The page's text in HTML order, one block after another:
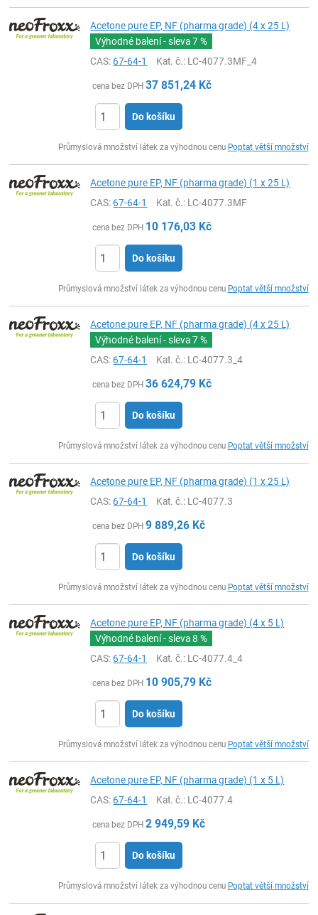
Acetone pure EP, NF (pharma grade) (4 x 25 L)
Výhodné balení - sleva7 %
CAS:67-64-1 Kat. č.: LC-4077.3MF_4
cena bez DPH 37 851,24 Kč
Do košíku
Průmyslová množství látek za výhodnou cenu Poptat větší množství
Acetone pure EP, NF (pharma grade) (1 x 25 L)
CAS:67-64-1 Kat. č.: LC-4077.3MF
cena bez DPH 10 176,03 Kč
Do košíku
Průmyslová množství látek za výhodnou cenu Poptat větší množství
Acetone pure EP, NF (pharma grade) (4 x 25 L)
Výhodné balení - sleva7 %
CAS:67-64-1 Kat. č.: LC-4077.3_4
cena bez DPH 36 624,79 Kč
Do košíku
Průmyslová množství látek za výhodnou cenu Poptat větší množství
Acetone pure EP, NF (pharma grade) (1 x 25 L)
CAS:67-64-1 Kat. č.: LC-4077.3
cena bez DPH 9 889,26 Kč
Do košíku
Průmyslová množství látek za výhodnou cenu Poptat větší množství
Acetone pure EP, NF (pharma grade) (4 x 5 L)
Výhodné balení - sleva8 %
CAS:67-64-1 Kat. č.: LC-4077.4_4
cena bez DPH 10 905,79 Kč
Do košíku
Průmyslová množství látek za výhodnou cenu Poptat větší množství
Acetone pure EP, NF (pharma grade) (1 x 5 L)
CAS:67-64-1 Kat. č.: LC-4077.4
cena bez DPH 2 949,59 Kč
Do košíku
Průmyslová množství látek za výhodnou cenu Poptat větší množství